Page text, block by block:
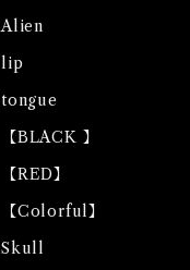
Alien
lip
tongue
【BLACK 】
【RED】
【Colorful】
Skull